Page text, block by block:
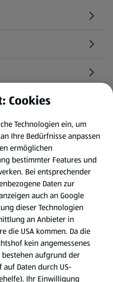
Cookies
Technologien ein, um
Ihre Bedürfnisse anpassen
ermöglichen
bestimmter Features und
Bei entsprechender
Daten zur
auch an Google
dieser Technologien
an Anbieter in
die USA kommen. Da die
kein angemessenes
aufgrund der
Daten durch US-
Ihr Einwilligung